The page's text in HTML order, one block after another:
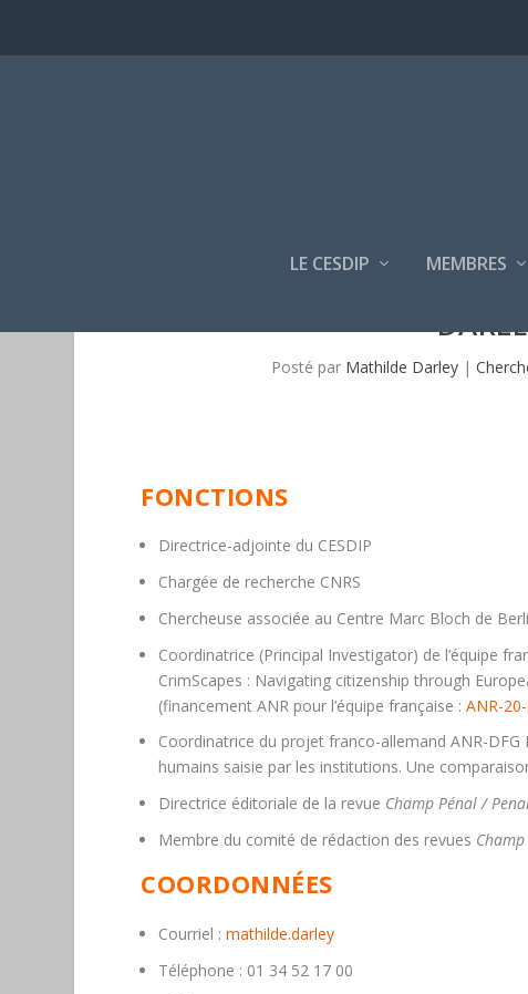
LE CESDIP MEMBRES
Posté par Mathilde Darley |
FONCTIONS
Directrice-adjointe du CESDIP
Chargée de recherche CNRS
Chercheuse associée au Centre Marc Bloch de
Coordinatrice (Principal Investigator) de l’équipe
CrimScapes : Navigating citizenship through
(financement ANR pour l’équipe française :ANR-
Coordinatrice du projet franco-allemand ANR-
humains saisie par les institutions. Une
Directrice éditoriale de la revue Champ Pénal /
Membre du comité de rédaction des revues
COORDONNÉES
Courriel :mathilde.darley
Téléphone : 01 34 52 17 00